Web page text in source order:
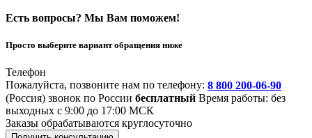
Есть вопросы? Мы Вам поможем!
Просто выберите вариант обращения ниже
Телефон
Пожалуйста, позвоните нам по телефону: 8 800 200-06-90
(Россия) звонок по России бесплатный Время работы: без
выходных с 9:00 до 17:00 МСК
Заказы обрабатываются круглосуточно